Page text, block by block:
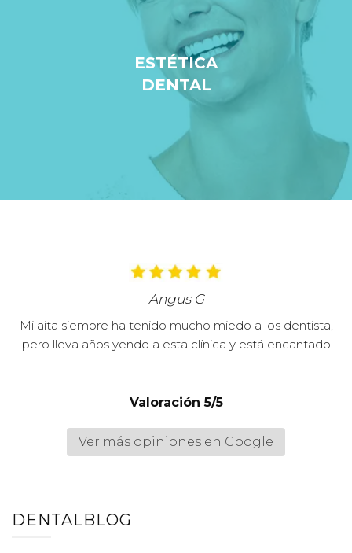
ESTÉTICA
DENTAL
Angus G
Mi aita siempre ha tenido mucho miedo a los dentista,
pero lleva años yendo a esta clínica y está encantado
Valoración 5/5
Ver más opiniones en Google
DENTALBLOG